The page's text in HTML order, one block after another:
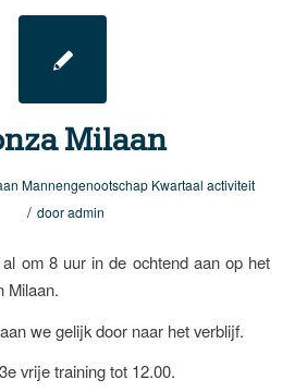
Milaan
Mannengenootschap Kwartaal activiteit
/ dooradmin
om 8 uur in de ochtend aan op het
Milaan.
we gelijk door naar het verblijf.
vrije training tot 12.00.